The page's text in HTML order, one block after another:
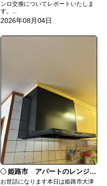
ンロ交換についてレポートいたしま
す。...
2026年08月04日
姫路市 アパートのレンジフード交換
お世話になります本日は姫路市大津